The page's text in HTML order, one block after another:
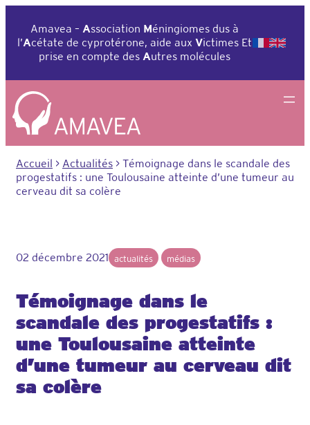
contenu
Amavea – Association Méningiomes dus à
l’Acétate de cyprotérone, aide aux Victimes Et
prise en compte des Autres molécules
Accueil > Actualités > Témoignage dans le scandale des
progestatifs : une Toulousaine atteinte d’une tumeur au
cerveau dit sa colère
02 décembre 2021 actualités médias
Témoignage dans le
scandale des progestatifs :
une Toulousaine atteinte
d’une tumeur au cerveau dit
sa colère